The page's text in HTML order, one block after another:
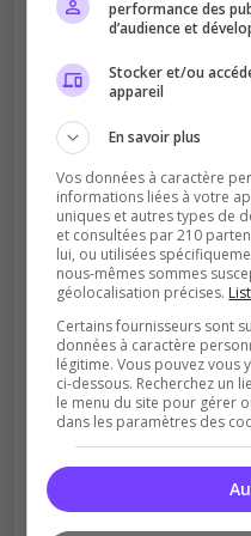
Soutient
Plus de
Certains
performance des
d’audience et
Stocker et/ou
appareil
En savoir plus
Vos données à caractère
informations liées à votre
uniques et autres types de
et consultées par 210
lui, ou utilisées
nous-mêmes sommes
géolocalisation précises.
Certains fournisseurs sont
données à caractère
légitime. Vous pouvez
ci-dessous. Recherchez un
le menu du site pour gérer
dans les paramètres des